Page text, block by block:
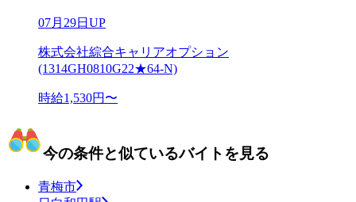
07月29日UP
株式会社綜合キャリアオプション
(1314GH0810G22★64-N)
時給1,530円〜
今の条件と似ているバイトを見る
青梅市